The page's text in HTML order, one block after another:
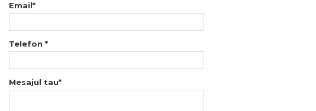
Email*
Telefon *
Mesajul tau*